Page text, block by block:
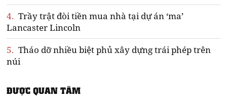
4. Trầy trật đòi tiền mua nhà tại dự án ‘ma’
Lancaster Lincoln
5. Tháo dỡ nhiều biệt phủ xây dựng trái phép trên
núi
ĐƯỢC QUAN TÂM